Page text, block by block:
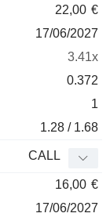
22,00 €
17/06/2027
3.41x
0.372
1
1.28 / 1.68
CALL
16,00 €
17/06/2027